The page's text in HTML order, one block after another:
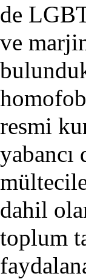
de
ve
resmi
dahil
toplum